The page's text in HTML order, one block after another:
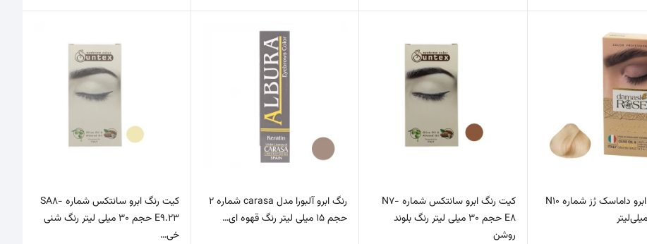
کیت رنگ ابرو داماسک رُز شماره N10
کیت رنگ ابرو سانتکس شماره N7-
E8 حجم 30 میلی لیتر رنگ بلوند
روشن
رنگ ابرو آلبورا مدل carasa شماره 2
حجم 15 میلی لیتر رنگ قهوه ای…
کیت رنگ ابرو سانتکس شماره SA8-
E9.23 حجم 30 میلی لیتر رنگ شنی
خی…